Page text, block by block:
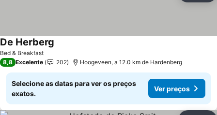
Bed & Breakfast
De Herberg
8,8 Excelente 202 Hoogeveen, a 12.0 km de Hardenberg
Selecione as datas para ver os preços
exatos.
Ver preços